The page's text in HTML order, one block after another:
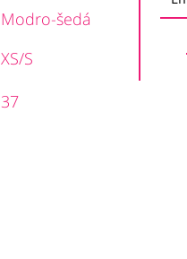
Modro-šedá
XS/S
37